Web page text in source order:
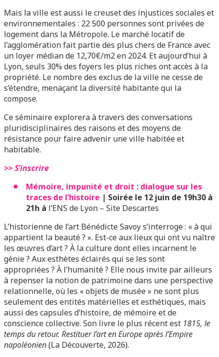
Mais la ville est aussi le creuset des injustices sociales et
environnementales : 22 500 personnes sont privées de
logement dans la Métropole. Le marché locatif de
l’agglomération fait partie des plus chers de France avec
un loyer médian de 12,70€/m2 en 2024. Et aujourd’hui à
Lyon, seuls 30% des foyers les plus riches ont accès à la
propriété. Le nombre des exclus de la ville ne cesse de
s’étendre, menaçant la diversité habitante qui la
compose.
Ce séminaire explorera à travers des conversations
pluridisciplinaires des raisons et des moyens de
résistance pour faire advenir une ville habitée et
habitable.
>> S’inscrire
Mémoire, impunité et droit : dialogue sur les
traces de l’histoire | Soirée le 12 juin de 19h30 à
21h à l’ENS de Lyon – Site Descartes
L’historienne de l’art Bénédicte Savoy s’interroge : « à qui
appartient la beauté ? ». Est-ce aux lieux qui ont vu naître
les œuvres d’art ? À la culture dont elles incarnent le
génie ? Aux esthètes éclairés qui se les sont
appropriées ? À l’humanité ? Elle nous invite par ailleurs
à repenser la notion de patrimoine dans une perspective
relationnelle, où les « objets de musée » ne sont plus
seulement des entités matérielles et esthétiques, mais
aussi des capsules d’histoire, de mémoire et de
conscience collective. Son livre le plus récent est 1815, le
temps du retour. Restituer l’art en Europe après l’Empire
napoléonien(La Découverte, 2026).